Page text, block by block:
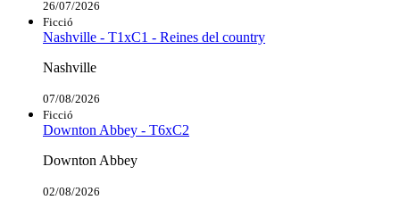
26/07/2026
Ficció
Nashville - T1xC1 - Reines del country
Nashville
07/08/2026
Ficció
Downton Abbey - T6xC2
Downton Abbey
02/08/2026